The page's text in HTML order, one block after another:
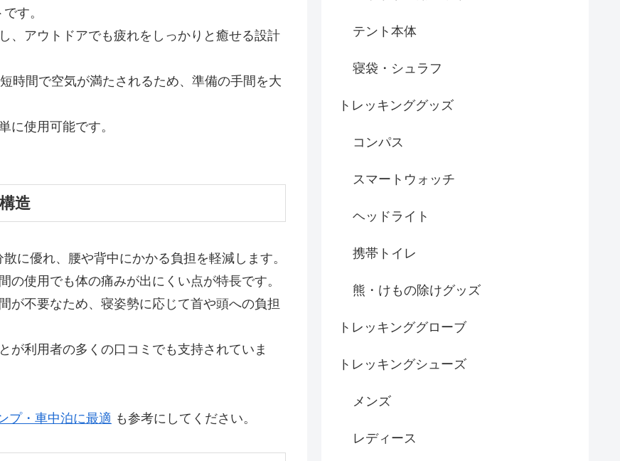
す。
、アウトドアでも疲れをしっかりと癒せる設計
時間で空気が満たされるため、準備の手間を大
に使用可能です。
造
に優れ、腰や背中にかかる負担を軽減します。
使用でも体の痛みが出にくい点が特長です。
が不要なため、寝姿勢に応じて首や頭への負担
が利用者の多くの口コミでも支持されていま
プ・車中泊に最適 も参考にしてください。
テント本体
寝袋・シュラフ
トレッキンググッズ
コンパス
スマートウォッチ
ヘッドライト
携帯トイレ
熊・けもの除けグッズ
トレッキンググローブ
トレッキングシューズ
メンズ
レディース